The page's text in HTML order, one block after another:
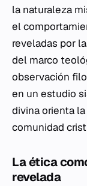
la naturaleza
el
reveladas por
del marco
observación
en un estudio
divina orienta
comunidad
La ética
revelada